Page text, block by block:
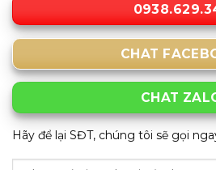
CHAT
CHAT
Hãy để lại SĐT, chúng tôi sẽ gọi